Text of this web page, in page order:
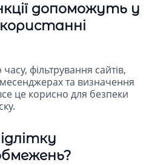
допоможуть у
фільтрування сайтів,
та визначення
це корисно для безпеки